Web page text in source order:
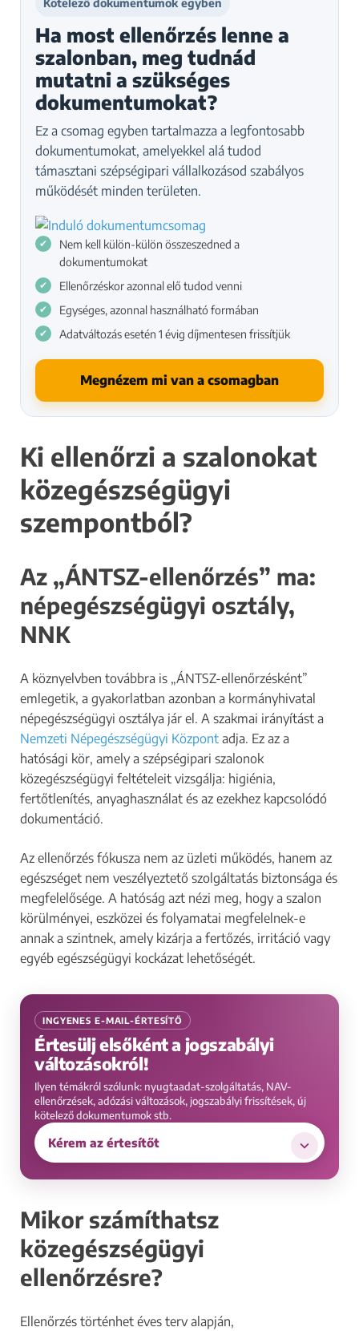
Kötelező dokumentumok egyben
Ha most ellenőrzés lenne a
szalonban, meg tudnád
mutatni a szükséges
dokumentumokat?
Ez a csomag egyben tartalmazza a legfontosabb
dokumentumokat, amelyekkel alá tudod
támasztani szépségipari vállalkozásod szabályos
működését minden területen.
Nem kell külön-külön összeszedned a
dokumentumokat
Ellenőrzéskor azonnal elő tudod venni
Egységes, azonnal használható formában
Adatváltozás esetén 1 évig díjmentesen frissítjük
Megnézem mi van a csomagban
Ki ellenőrzi a szalonokat
közegészségügyi
szempontból?
Az „ÁNTSZ-ellenőrzés” ma:
népegészségügyi osztály,
NNK
A köznyelvben továbbra is „ÁNTSZ-ellenőrzésként”
emlegetik, a gyakorlatban azonban a kormányhivatal
népegészségügyi osztálya jár el. A szakmai irányítást a
Nemzeti Népegészségügyi Központ adja. Ez az a
hatósági kör, amely a szépségipari szalonok
közegészségügyi feltételeit vizsgálja: higiénia,
fertőtlenítés, anyaghasználat és az ezekhez kapcsolódó
dokumentáció.
Az ellenőrzés fókusza nem az üzleti működés, hanem az
egészséget nem veszélyeztető szolgáltatás biztonsága és
megfelelősége. A hatóság azt nézi meg, hogy a szalon
körülményei, eszközei és folyamatai megfelelnek-e
annak a szintnek, amely kizárja a fertőzés, irritáció vagy
egyéb egészségügyi kockázat lehetőségét.
INGYENES E-MAIL-ÉRTESÍTŐ
Értesülj elsőként a jogszabályi
változásokról!
Ilyen témákról szólunk: nyugtaadat-szolgáltatás, NAV-
ellenőrzések, adózási változások, jogszabályi frissítések, új
kötelező dokumentumok stb.
Kérem az értesítőt
Mikor számíthatsz
közegészségügyi
ellenőrzésre?
Ellenőrzés történhet éves terv alapján,